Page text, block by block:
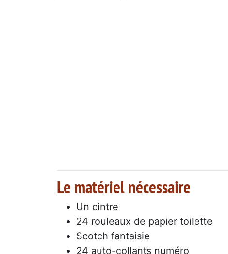
Le matériel nécessaire
Un cintre
24 rouleaux de papier toilette
Scotch fantaisie
24 auto-collants numéro